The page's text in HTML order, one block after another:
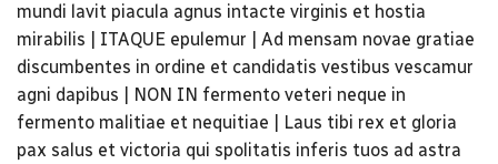
mundi lavit piacula agnus intacte virginis et hostia
mirabilis | ITAQUE epulemur | Ad mensam novae gratiae
discumbentes in ordine et candidatis vestibus vescamur
agni dapibus | NON IN fermento veteri neque in
fermento malitiae et nequitiae | Laus tibi rex et gloria
pax salus et victoria qui spolitatis inferis tuos ad astra